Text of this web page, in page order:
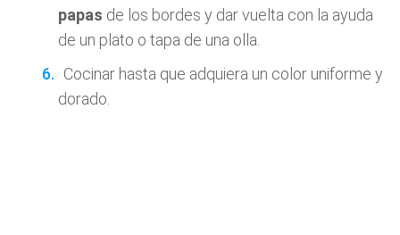
papas de los bordes y dar vuelta con la ayuda
de un plato o tapa de una olla.
Cocinar hasta que adquiera un color uniforme y
dorado.